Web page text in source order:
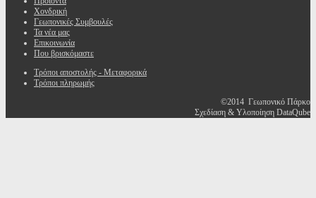
Χονδρική
Γεωπονικές Συμβουλές
Τα νέα μας
Επικοινωνία
Που βρισκόμαστε
Τρόποι αποστολής - Μεταφορικά
Τρόποι πληρωμής
©2014 Γεωπονικό Πάρκο
Σχεδίαση & Υλοποίηση DataQube